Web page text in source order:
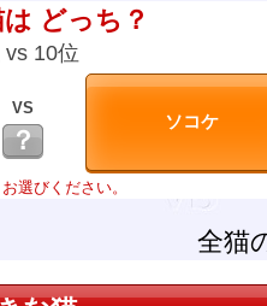
どっち？
vs 10位
VS
？
選びください。
全猫